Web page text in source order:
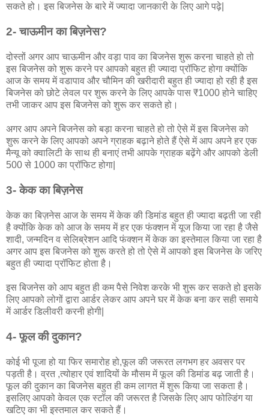
सकते हो। इस बिजनेस के बारे में ज्यादा जानकारी के लिए आगे पढ़े|
2- चाऊमीन का बिज़नेस?
दोस्तों अगर आप चाऊमीन और वड़ा पाव का बिजनेस शुरू करना चाहते हो तो
इस बिजनेस को शुरू करने पर आपको बहुत ही ज्यादा प्रॉफिट होगा क्योंकि
आज के समय में वडापाव और चौमिन की खरीदारी बहुत ही ज्यादा हो रही है इस
बिजनेस को छोटे लेवल पर शुरू करने के लिए आपके पास ₹1000 होने चाहिए
तभी जाकर आप इस बिजनेस को शुरू कर सकते हो।
अगर आप अपने बिजनेस को बड़ा करना चाहते हो तो ऐसे में इस बिजनेस को
शुरू करने के लिए आपको अपने ग्राहक बढ़ाने होते हैं ऐसे में आप अपने हर एक
मैन्यू को क्वालिटी के साथ ही बनाएं तभी आपके ग्राहक बढ़ेंगे और आपको डेली
500 से 1000 का प्रॉफिट होगा|
3- केक का बिज़नेस
केक का बिज़नेस आज के समय में केक की डिमांड बहुत ही ज्यादा बढ़ती जा रही
है क्योंकि केक को आज के समय में हर एक फंक्शन में यूज किया जा रहा है जैसे
शादी, जन्मदिन व सेलिब्रेशन आदि फंक्शन में केक का इस्तेमाल किया जा रहा है
अगर आप इस बिजनेस को शुरू करते हो तो ऐसे में आपको इस बिजनेस के जरिए
बहुत ही ज्यादा प्रॉफिट होता है।
इस बिजनेस को आप बहुत ही कम पैसे निवेश करके भी शुरू कर सकते हो इसके
लिए आपको लोगों द्वारा आर्डर लेकर आप अपने घर में केक बना कर सही समाये
में आर्डर डिलीवरी करनी होगी|
4- फूल की दुकान?
कोई भी पूजा हो या फिर समारोह हो,फूल की जरूरत लगभग हर अवसर पर
पड़ती है। व्रत ,त्योहार एवं शादियों के मौसम में फूल की डिमांड बढ़ जाती है।
फूल की दुकान का बिजनेस बहुत ही कम लागत में शुरू किया जा सकता है।
इसलिए आपको केवल एक स्टॉल की जरूरत है जिसके लिए आप फोल्डिंग या
खटिए का भी इस्तमाल कर सकते हैं।